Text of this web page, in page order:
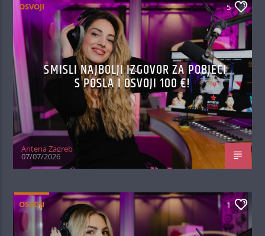
OSVOJI 5
SMISLI NAJBOLJI IZGOVOR ZA POBJEĆI
S POSLA I OSVOJI 100 €!
Antena Zagreb
07/07/2026
OSVOJI 1